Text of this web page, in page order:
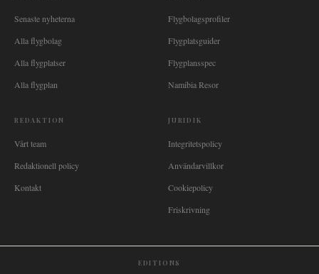
Senaste nyheterna
Alla flygbolag
Alla flygplatser
Alla flygplan
Flygbolagsprofiler
Flygplatsguider
Flygplansspec
Namibia Resor
REDAKTION
Vårt team
Redaktionell policy
Kontakt
JURIDIK
Integritetspolicy
Användarvillkor
Cookiepolicy
Friskrivning
EDITIONS